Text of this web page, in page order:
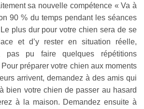
sa nouvelle compétence « Va à
90 % du temps pendant les séances
Le plus dur pour votre chien sera de se
et d’y rester en situation réelle,
pas pu faire quelques répétitions
Pour préparer votre chien aux moments
arrivent, demandez à des amis qui
bien votre chien de passer au hasard
à la maison. Demandez ensuite à